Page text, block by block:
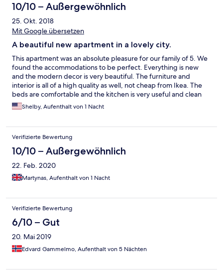
10/10 – Außergewöhnlich
25. Okt. 2018
Mit Google übersetzen
A beautiful new apartment in a lovely city.
This apartment was an absolute pleasure for our family of 5. We
found the accommodations to be perfect. Everything is new
and the modern decor is very beautiful. The furniture and
interior is all of a high quality as well, not cheap from Ikea. The
beds are comfortable and the kitchen is very useful and clean
and new. The person who arranged us into the hotel was also
very kind. We would highly recommend this apartment, and will
return to Vilnius.
Shelby, Aufenthalt von 1 Nacht
Verifizierte Bewertung
10/10 – Außergewöhnlich
22. Feb. 2020
Martynas, Aufenthalt von 1 Nacht
Verifizierte Bewertung
6/10 – Gut
20. Mai 2019
Edvard Gammelmo, Aufenthalt von 5 Nächten